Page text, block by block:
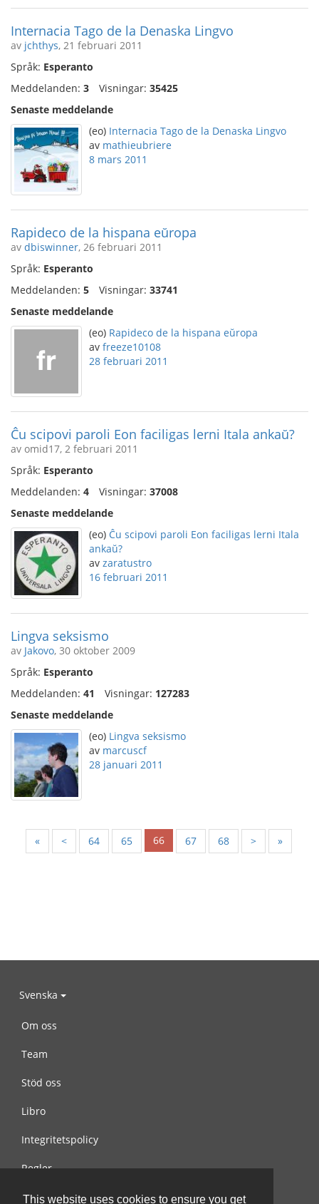
This website uses cookies to ensure you get
Internacia Tago de la Denaska Lingvo
av jchthys, 21 februari 2011
Språk: Esperanto
Meddelanden: 3 Visningar: 35425
Senaste meddelande
(eo) Internacia Tago de la Denaska Lingvo
av mathieubriere
8 mars 2011
Rapideco de la hispana eŭropa
av dbiswinner, 26 februari 2011
Språk: Esperanto
Meddelanden: 5 Visningar: 33741
Senaste meddelande
(eo) Rapideco de la hispana eŭropa
av freeze10108
28 februari 2011
Ĉu scipovi paroli Eon faciligas lerni Itala ankaŭ?
av omid17, 2 februari 2011
Språk: Esperanto
Meddelanden: 4 Visningar: 37008
Senaste meddelande
(eo) Ĉu scipovi paroli Eon faciligas lerni Itala
ankaŭ?
av zaratustro
16 februari 2011
Lingva seksismo
av Jakovo, 30 oktober 2009
Språk: Esperanto
Meddelanden: 41 Visningar: 127283
Senaste meddelande
(eo) Lingva seksismo
av marcuscf
28 januari 2011
« < 64 65 66 67 68 > »
Svenska
Om oss
Team
Stöd oss
Libro
Integritetspolicy
Regler
Kontakta oss